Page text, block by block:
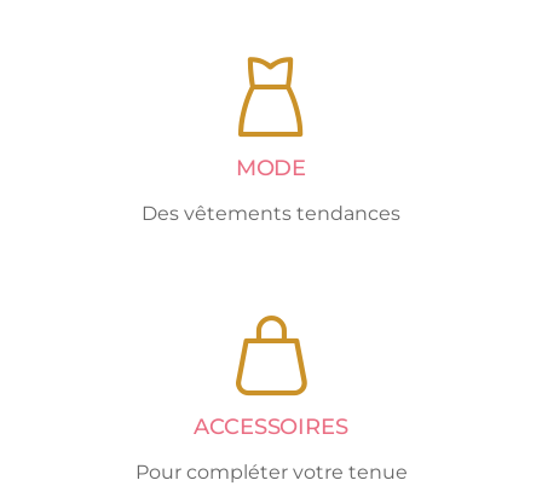
MODE
Des vêtements tendances
ACCESSOIRES
Pour compléter votre tenue